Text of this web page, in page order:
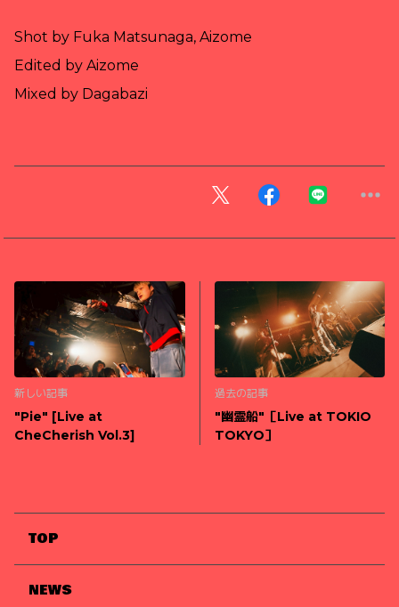
Shot by Fuka Matsunaga, Aizome
Edited by Aizome
Mixed by Dagabazi
新しい記事
"Pie" [Live at
CheCherish Vol.3]
過去の記事
"幽霊船"［Live at TOKIO
TOKYO］
TOP
NEWS